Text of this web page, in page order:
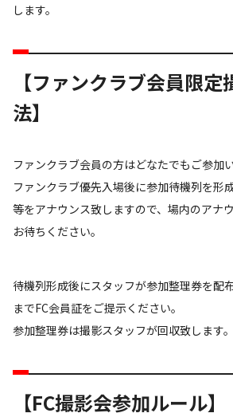
します。
【ファンクラブ会員限
法】
ファンクラブ会員の方はどなたでもご参加
ファンクラブ優先入場後に参加待機列を形
等をアナウンス致しますので、場内のアナ
お待ちください。
待機列形成後にスタッフが参加整理券を配
までFC会員証をご提示ください。
参加整理券は撮影スタッフが回収致します。
【FC撮影会参加ルール】